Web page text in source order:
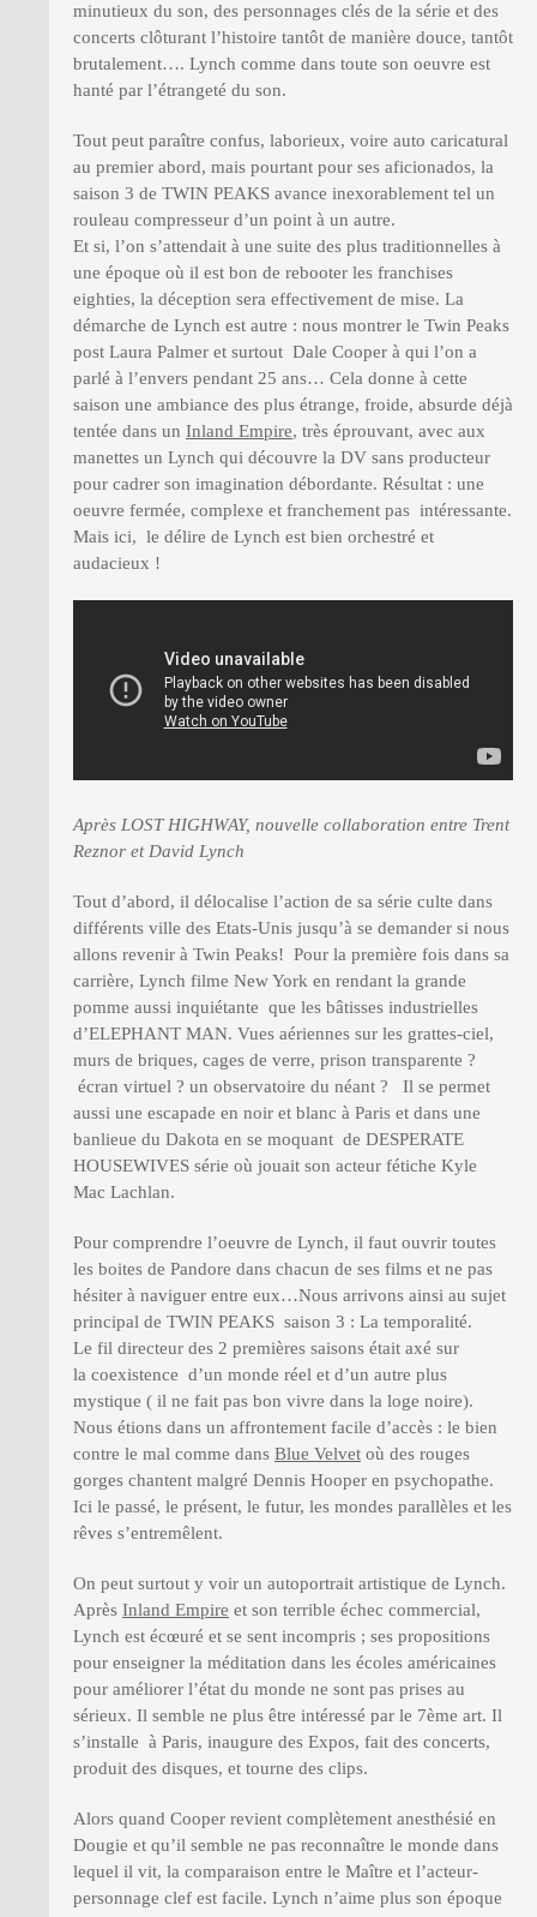
minutieux du son, des personnages clés de la série et des
concerts clôturant l’histoire tantôt de manière douce, tantôt
brutalement…. Lynch comme dans toute son oeuvre est
hanté par l’étrangeté du son.
Tout peut paraître confus, laborieux, voire auto caricatural
au premier abord, mais pourtant pour ses aficionados, la
saison 3 de TWIN PEAKS avance inexorablement tel un
rouleau compresseur d’un point à un autre.
Et si, l’on s’attendait à une suite des plus traditionnelles à
une époque où il est bon de rebooter les franchises
eighties, la déception sera effectivement de mise. La
démarche de Lynch est autre : nous montrer le Twin Peaks
post Laura Palmer et surtout Dale Cooper à qui l’on a
parlé à l’envers pendant 25 ans… Cela donne à cette
saison une ambiance des plus étrange, froide, absurde déjà
tentée dans un Inland Empire, très éprouvant, avec aux
manettes un Lynch qui découvre la DV sans producteur
pour cadrer son imagination débordante. Résultat : une
oeuvre fermée, complexe et franchement pas intéressante.
Mais ici, le délire de Lynch est bien orchestré et
audacieux !
Après LOST HIGHWAY, nouvelle collaboration entre Trent
Reznor et David Lynch
Tout d’abord, il délocalise l’action de sa série culte dans
différents ville des Etats-Unis jusqu’à se demander si nous
allons revenir à Twin Peaks! Pour la première fois dans sa
carrière, Lynch filme New York en rendant la grande
pomme aussi inquiétante que les bâtisses industrielles
d’ELEPHANT MAN. Vues aériennes sur les grattes-ciel,
murs de briques, cages de verre, prison transparente ?
écran virtuel ? un observatoire du néant ? Il se permet
aussi une escapade en noir et blanc à Paris et dans une
banlieue du Dakota en se moquant de DESPERATE
HOUSEWIVES série où jouait son acteur fétiche Kyle
Mac Lachlan.
Pour comprendre l’oeuvre de Lynch, il faut ouvrir toutes
les boites de Pandore dans chacun de ses films et ne pas
hésiter à naviguer entre eux…Nous arrivons ainsi au sujet
principal de TWIN PEAKS saison 3 : La temporalité.
Le fil directeur des 2 premières saisons était axé sur
la coexistence d’un monde réel et d’un autre plus
mystique ( il ne fait pas bon vivre dans la loge noire).
Nous étions dans un affrontement facile d’accès : le bien
contre le mal comme dans Blue Velvet où des rouges
gorges chantent malgré Dennis Hooper en psychopathe.
Ici le passé, le présent, le futur, les mondes parallèles et les
rêves s’entremêlent.
On peut surtout y voir un autoportrait artistique de Lynch.
Après Inland Empire et son terrible échec commercial,
Lynch est écœuré et se sent incompris ; ses propositions
pour enseigner la méditation dans les écoles américaines
pour améliorer l’état du monde ne sont pas prises au
sérieux. Il semble ne plus être intéressé par le 7ème art. Il
s’installe à Paris, inaugure des Expos, fait des concerts,
produit des disques, et tourne des clips.
Alors quand Cooper revient complètement anesthésié en
Dougie et qu’il semble ne pas reconnaître le monde dans
lequel il vit, la comparaison entre le Maître et l’acteur-
personnage clef est facile. Lynch n’aime plus son époque